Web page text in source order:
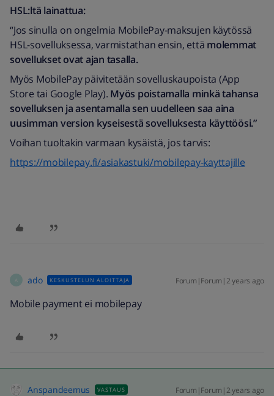
HSL:ltä lainattua:
“Jos sinulla on ongelmia MobilePay-maksujen käytössä
HSL-sovelluksessa, varmistathan ensin, että molemmat
sovellukset ovat ajan tasalla.
Myös MobilePay päivitetään sovelluskaupoista (App
Store tai Google Play). Myös poistamalla minkä tahansa
sovelluksen ja asentamalla sen uudelleen saa aina
uusimman version kyseisestä sovelluksesta käyttöösi.”
Voihan tuoltakin varmaan kysäistä, jos tarvis:
https://mobilepay.fi/asiakastuki/mobilepay-kayttajille
A ado KESKUSTELUN ALOITTAJA Forum|Forum|2 years ago
Mobile payment ei mobilepay
Anspandeemus VASTAUS Forum|Forum|2 years ago